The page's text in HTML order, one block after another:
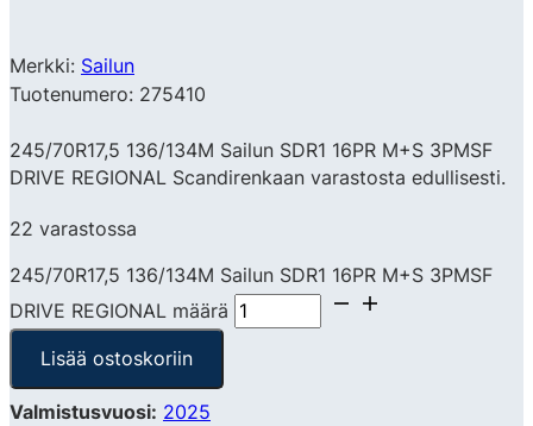
Merkki: Sailun
Tuotenumero: 275410
245/70R17,5 136/134M Sailun SDR1 16PR M+S 3PMSF
DRIVE REGIONAL Scandirenkaan varastosta edullisesti.
22 varastossa
245/70R17,5 136/134M Sailun SDR1 16PR M+S 3PMSF
DRIVE REGIONAL määrä
Lisää ostoskoriin
Valmistusvuosi: 2025